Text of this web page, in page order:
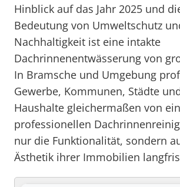
Hinblick auf das Jahr 2025 und
Bedeutung von Umweltschutz
Nachhaltigkeit ist eine intakte
Dachrinnenentwässerung von
In Bramsche und Umgebung
Gewerbe, Kommunen, Städte
Haushalte gleichermaßen von
professionellen
nur die Funktionalität, sondern
Ästhetik ihrer Immobilien